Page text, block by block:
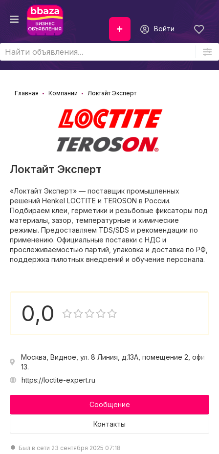
Войти
Главная Компании Локтайт Эксперт
Локтайт Эксперт
«Локтайт Эксперт» — поставщик промышленных
решений Henkel LOCTITE и TEROSON в России.
Подбираем клеи, герметики и резьбовые фиксаторы под
материалы, зазор, температурные и химические
режимы. Предоставляем TDS/SDS и рекомендации по
применению. Официальные поставки с НДС и
прослеживаемостью партий, упаковка и доставка по РФ,
поддержка пилотных внедрений и обучение персонала.
0,0
Москва, Видное, ул. 8 Линия, д.13А, помещение 2, офис
13.
https://loctite-expert.ru
Сообщение
Контакты
Был в сети 23 сентября 2025 07:18